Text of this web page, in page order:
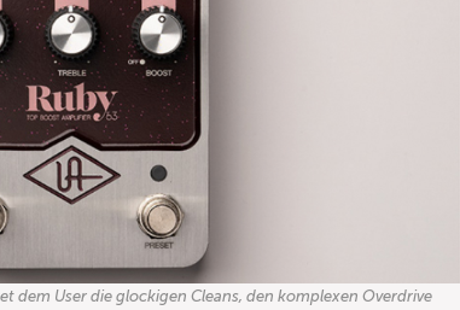
dem User die glockigen Cleans, den komplexen Overdrive